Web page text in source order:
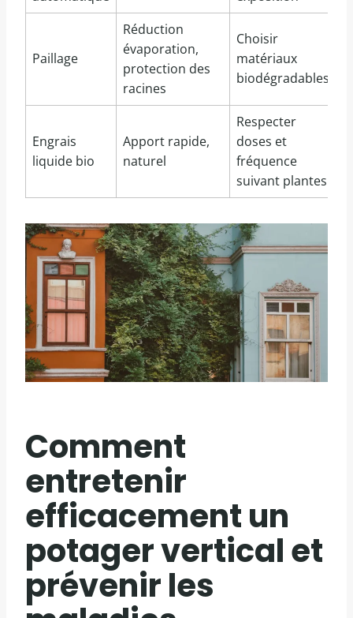
Paillage
Réduction
évaporation,
protection des
racines
Choisir
matériaux
biodégradables
Engrais
liquide bio
Apport rapide,
naturel
Respecter
doses et
fréquence
suivant plantes
Comment
entretenir
efficacement un
potager vertical et
prévenir les